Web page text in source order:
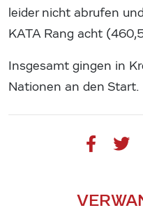
leider nicht abrufen
KATA Rang acht
Insgesamt gingen in
Nationen an den Start.